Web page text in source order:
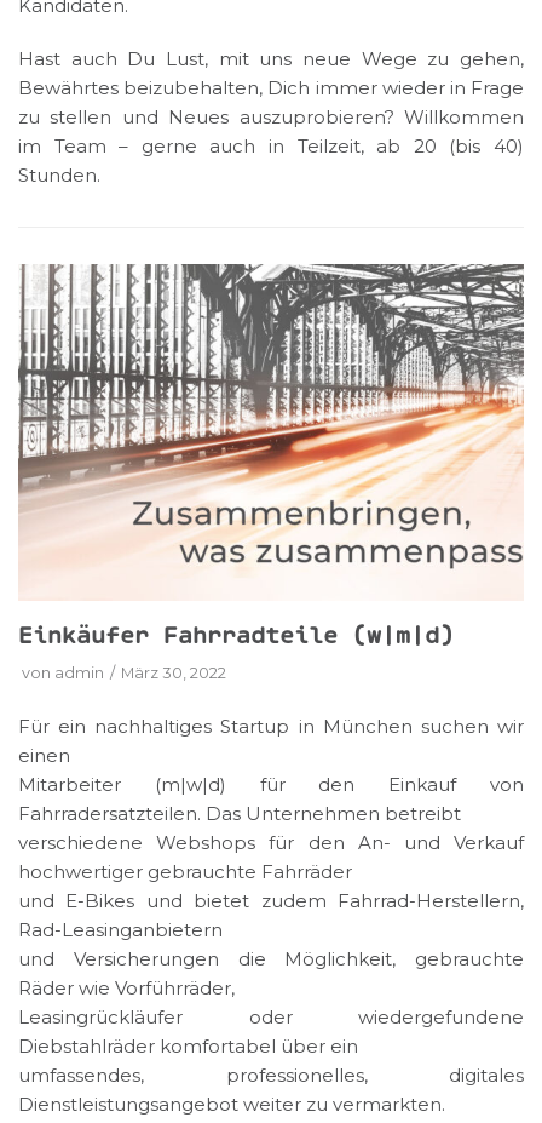
Kandidaten.
Hast auch Du Lust, mit uns neue Wege zu gehen,
Bewährtes beizubehalten, Dich immer wieder in Frage
zu stellen und Neues auszuprobieren? Willkommen
im Team – gerne auch in Teilzeit, ab 20 (bis 40)
Stunden.
Einkäufer Fahrradteile (w|m|d)
von admin März 30, 2022
Für ein nachhaltiges Startup in München suchen wir
einen
Mitarbeiter (m|w|d) für den Einkauf von
Fahrradersatzteilen. Das Unternehmen betreibt
verschiedene Webshops für den An- und Verkauf
hochwertiger gebrauchte Fahrräder
und E-Bikes und bietet zudem Fahrrad-Herstellern,
Rad-Leasinganbietern
und Versicherungen die Möglichkeit, gebrauchte
Räder wie Vorführräder,
Leasingrückläufer oder wiedergefundene
Diebstahlräder komfortabel über ein
umfassendes, professionelles, digitales
Dienstleistungsangebot weiter zu vermarkten.